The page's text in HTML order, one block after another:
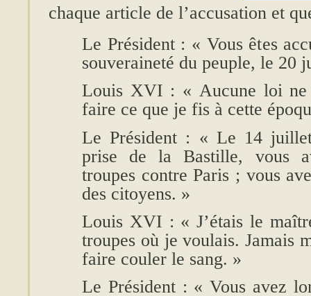
chaque article de l’accusation et
Le Président : « Vous êtes
souveraineté du peuple, le 20
Louis XVI : « Aucune loi ne
faire ce que je fis à cette
Le Président : « Le 14
prise de la Bastille, vous
troupes contre Paris ; vous
des citoyens. »
Louis XVI : « J’étais le
troupes où je voulais. Jamais
faire couler le sang. »
Le Président : « Vous avez